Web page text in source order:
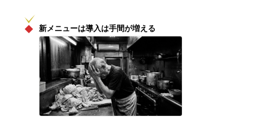
◆ 新メニューは導入は手間が増える